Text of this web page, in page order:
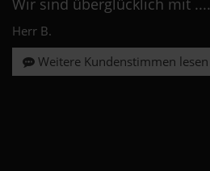
Wir sind überglücklich mit ....
Herr B.
Weitere Kundenstimmen lesen